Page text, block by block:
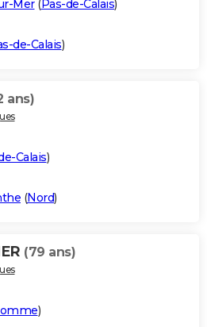
Mer( Pas-de-Calais)
de-Calais)
ans)
Calais)
(Nord)
(79 ans)
)